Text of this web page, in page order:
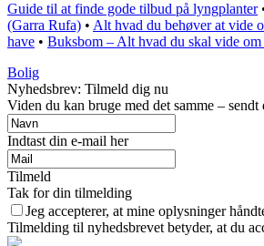
Guide til at finde gode tilbud på lyngplanter
(Garra Rufa) • Alt hvad du behøver at vide
have • Buksbom – Alt hvad du skal vide
Bolig
Nyhedsbrev: Tilmeld dig nu
Viden du kan bruge med det samme –
Indtast din e-mail her
Tilmeld
Tak for din tilmelding
Jeg accepterer, at mine oplysninger
Tilmelding til nyhedsbrevet betyder, at du